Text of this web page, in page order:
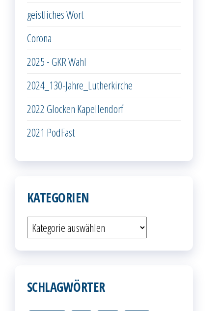
geistliches Wort
Corona
2025 - GKR Wahl
2024_130-Jahre_Lutherkirche
2022 Glocken Kapellendorf
2021 PodFast
KATEGORIEN
Kategorien
SCHLAGWÖRTER